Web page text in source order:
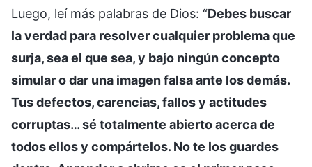
Luego, leí más palabras de Dios: “Debes buscar
la verdad para resolver cualquier problema que
surja, sea el que sea, y bajo ningún concepto
simular o dar una imagen falsa ante los demás.
Tus defectos, carencias, fallos y actitudes
corruptas… sé totalmente abierto acerca de
todos ellos y compártelos. No te los guardes